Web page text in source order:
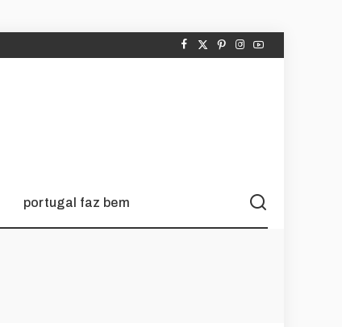
portugal faz bem